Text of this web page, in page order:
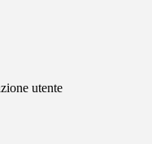
utente